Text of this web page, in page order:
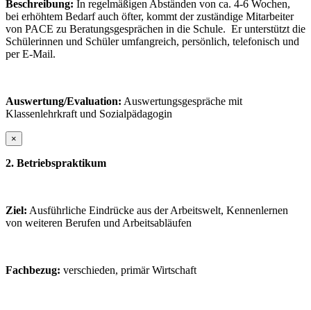
Beschreibung: In regelmäßigen Abständen von ca. 4-6 Wochen,
bei erhöhtem Bedarf auch öfter, kommt der zuständige Mitarbeiter
von PACE zu Beratungsgesprächen in die Schule. Er unterstützt die
Schülerinnen und Schüler umfangreich, persönlich, telefonisch und
per E-Mail.
Auswertung/Evaluation: Auswertungsgespräche mit
Klassenlehrkraft und Sozialpädagogin
×
2. Betriebspraktikum
Ziel: Ausführliche Eindrücke aus der Arbeitswelt, Kennenlernen
von weiteren Berufen und Arbeitsabläufen
Fachbezug: verschieden, primär Wirtschaft